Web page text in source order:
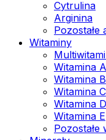
Cytrulina
Arginina
Pozostałe
Witaminy
Witamina A
Witamina B
Witamina C
Witamina D
Witamina E
Pozostałe